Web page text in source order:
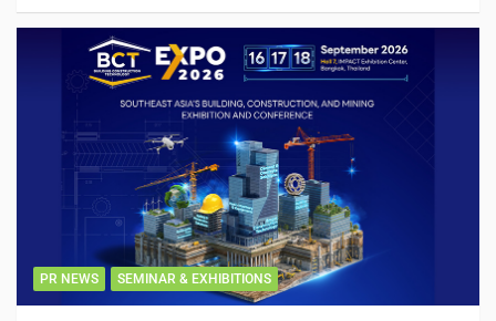
PR NEWS SEMINAR & EXHIBITIONS